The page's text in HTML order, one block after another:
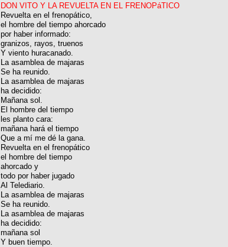
DON VITO Y LA REVUELTA EN EL FRENOPáTICO
Revuelta en el frenopático,
el hombre del tiempo ahorcado
por haber informado:
granizos, rayos, truenos
Y viento huracanado.
La asamblea de majaras
Se ha reunido.
La asamblea de majaras
ha decidido:
Mañana sol.
El hombre del tiempo
les planto cara:
mañana hará el tiempo
Que a mí me dé la gana.
Revuelta en el frenopático
el hombre del tiempo
ahorcado y
todo por haber jugado
Al Telediario.
La asamblea de majaras
Se ha reunido.
La asamblea de majaras
ha decidido:
mañana sol
Y buen tiempo.